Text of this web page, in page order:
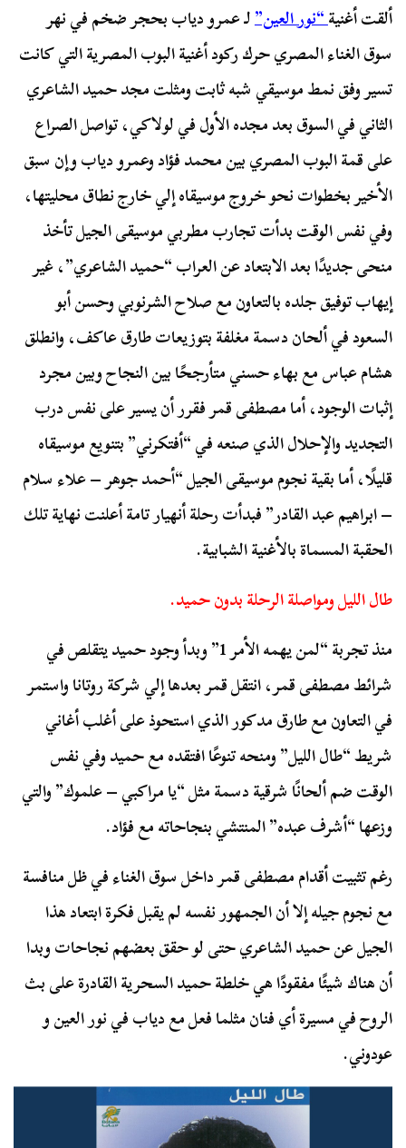
ألقت أغنية“نور العين”لـ عمرو دياب بحجر ضخم في نهر
سوق الغناء المصري حرك ركود أغنية البوب المصرية التي كانت
تسير وفق نمط موسيقي شبه ثابت ومثلت مجد حميد الشاعري
الثاني في السوق بعد مجده الأول في لولاكي،تواصل الصراع
على قمة البوب المصري بين محمد فؤاد وعمرو دياب وإن سبق
الأخير بخطوات نحو خروج موسيقاه إلي خارج نطاق محليتها،
وفي نفس الوقت بدأت تجارب مطربي موسيقى الجيل تأخذ
منحى جديدًا بعد الابتعاد عن العراب “حميد الشاعري”، غير
إيهاب توفيق جلده بالتعاون مع صلاح الشرنوبي وحسن أبو
السعود في ألحان دسمة مغلفة بتوزيعات طارق عاكف، وانطلق
هشام عباس مع بهاء حسني متأرجحًا بين النجاح وبين مجرد
إثبات الوجود، أما مصطفى قمر فقرر أن يسير على نفس درب
التجديد والإحلال الذي صنعه في “أفتكرني” بتنويع موسيقاه
قليلًا، أما بقية نجوم موسيقى الجيل “أحمد جوهر – علاء سلام
– ابراهيم عبد القادر” فبدأت رحلة أنهيار تامة أعلنت نهاية تلك
الحقبة المسماة بالأغنية الشبابية.
طال الليل ومواصلة الرحلة بدون حميد.
منذ تجربة “لمن يهمه الأمر 1” وبدأ وجود حميد يتقلص في
شرائط مصطفى قمر، انتقل قمر بعدها إلي شركة روتانا واستمر
في التعاون مع طارق مدكور الذي استحوذ على أغلب أغاني
شريط “طال الليل” ومنحه تنوعًا افتقده مع حميد وفي نفس
الوقت ضم ألحانًا شرقية دسمة مثل “يا مراكبي – علموك” والتي
وزعها “أشرف عبده” المنتشي بنجاحاته مع فؤاد.
رغم تثبيت أقدام مصطفى قمر داخل سوق الغناء في ظل منافسة
مع نجوم جيله إلا أن الجمهور نفسه لم يقبل فكرة ابتعاد هذا
الجيل عن حميد الشاعري حتى لو حقق بعضهم نجاحات وبدا
أن هناك شيئًا مفقودًا هي خلطة حميد السحرية القادرة على بث
الروح في مسيرة أي فنان مثلما فعل مع دياب في نور العين و
عودوني.